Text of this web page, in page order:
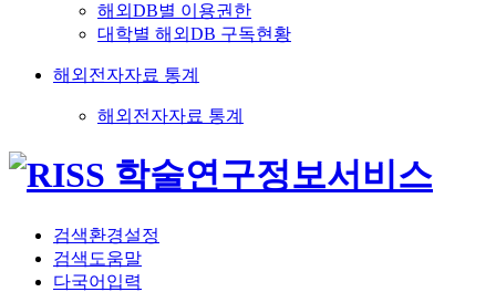
해외DB별 이용권한
대학별 해외DB 구독현황
해외전자자료 통계
해외전자자료 통계
검색환경설정
검색도움말
다국어입력